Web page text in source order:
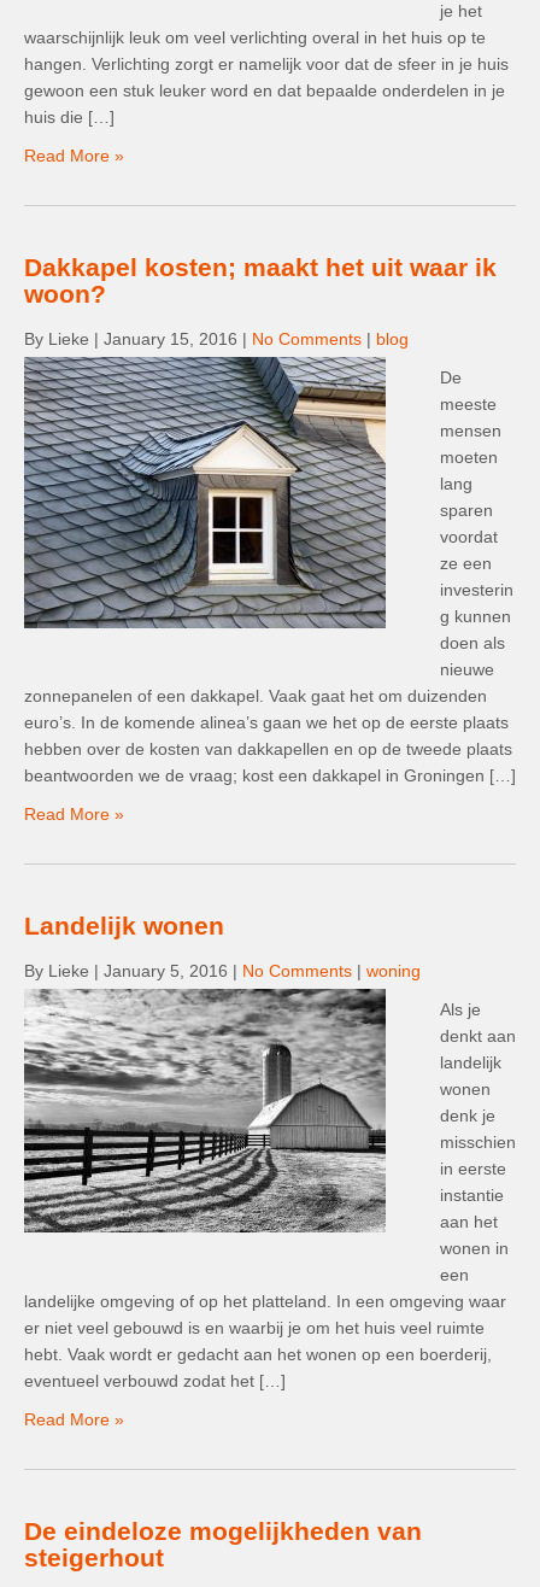
je het
waarschijnlijk leuk om veel verlichting overal in het huis op te
hangen. Verlichting zorgt er namelijk voor dat de sfeer in je huis
gewoon een stuk leuker word en dat bepaalde onderdelen in je
huis die […]
Read More »
Dakkapel kosten; maakt het uit waar ik
woon?
By Lieke | January 15, 2016 | No Comments | blog
De
meeste
mensen
moeten
lang
sparen
voordat
ze een
investerin
g kunnen
doen als
nieuwe
zonnepanelen of een dakkapel. Vaak gaat het om duizenden
euro’s. In de komende alinea’s gaan we het op de eerste plaats
hebben over de kosten van dakkapellen en op de tweede plaats
beantwoorden we de vraag; kost een dakkapel in Groningen […]
Read More »
Landelijk wonen
By Lieke | January 5, 2016 | No Comments | woning
Als je
denkt aan
landelijk
wonen
denk je
misschien
in eerste
instantie
aan het
wonen in
een
landelijke omgeving of op het platteland. In een omgeving waar
er niet veel gebouwd is en waarbij je om het huis veel ruimte
hebt. Vaak wordt er gedacht aan het wonen op een boerderij,
eventueel verbouwd zodat het […]
Read More »
De eindeloze mogelijkheden van
steigerhout